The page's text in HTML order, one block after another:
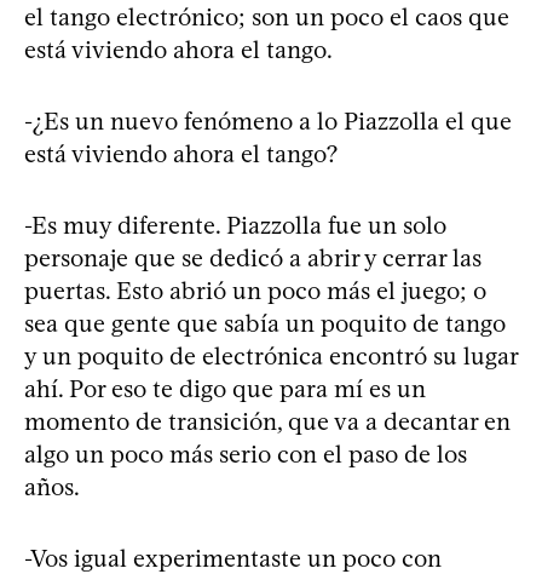
el tango electrónico; son un poco el caos que
está viviendo ahora el tango.
-¿Es un nuevo fenómeno a lo Piazzolla el que
está viviendo ahora el tango?
-Es muy diferente. Piazzolla fue un solo
personaje que se dedicó a abrir y cerrar las
puertas. Esto abrió un poco más el juego; o
sea que gente que sabía un poquito de tango
y un poquito de electrónica encontró su lugar
ahí. Por eso te digo que para mí es un
momento de transición, que va a decantar en
algo un poco más serio con el paso de los
años.
-Vos igual experimentaste un poco con